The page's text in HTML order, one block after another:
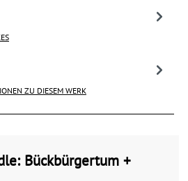
ZU DIESEM WERK
Bückbürgertum +